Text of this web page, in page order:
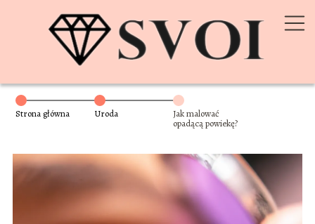
Strona główna Uroda
Jak malować
opadącą powiekę?